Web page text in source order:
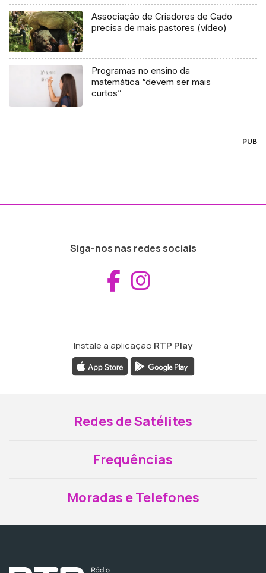
Associação de Criadores de Gado
precisa de mais pastores (vídeo)
Programas no ensino da
matemática “devem ser mais
curtos”
PUB
Siga-nos nas redes sociais
Aceder ao
Instale a aplicação RTP Play
Redes de Satélites
Frequências
Moradas e Telefones